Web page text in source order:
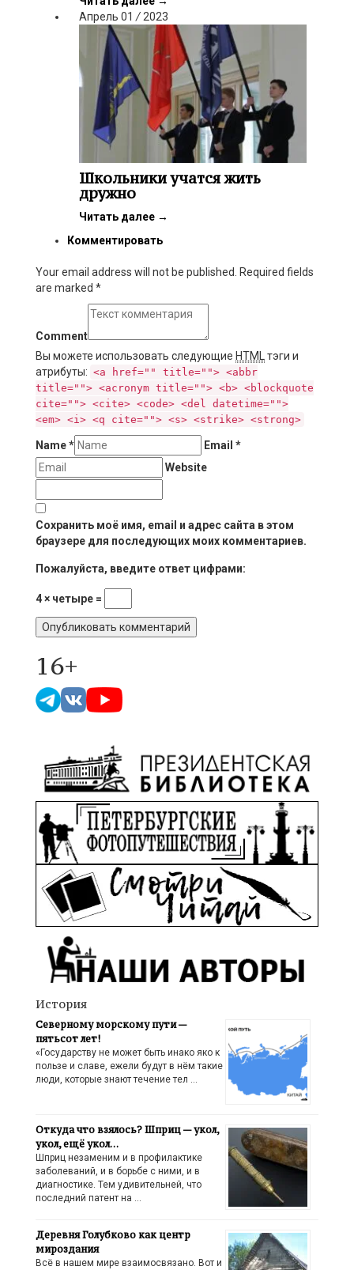
Апрель 01 / 2023
Школьники учатся жить
дружно
Читать далее →
Комментировать
Your email address will not be published. Required fields
are marked *
Comment
Вы можете использовать следующие HTMLтэги и
атрибуты: <a href="" title=""> <abbr
title=""> <acronym title=""> <b> <blockquote
cite=""> <cite> <code> <del datetime="">
<em> <i> <q cite=""> <s> <strike> <strong>
Name* Email *
Website
Сохранить моё имя, email и адрес сайта в этом
браузере для последующих моих комментариев.
Пожалуйста, введите ответ цифрами:
4 × четыре =
16+
История
Северному морскому пути —
пятьсот лет!
«Государству не может быть инако яко к
пользе и славе, ежели будут в нём такие
люди, которые знают течение тел …
Откуда что взялось? Шприц — укол,
укол, ещё укол…
Шприц незаменим и в профилактике
заболеваний, и в борьбе с ними, и в
диагностике. Тем удивительней, что
последний патент на …
Деревня Голубково как центр
мироздания
Всё в нашем мире взаимосвязано. Вот и